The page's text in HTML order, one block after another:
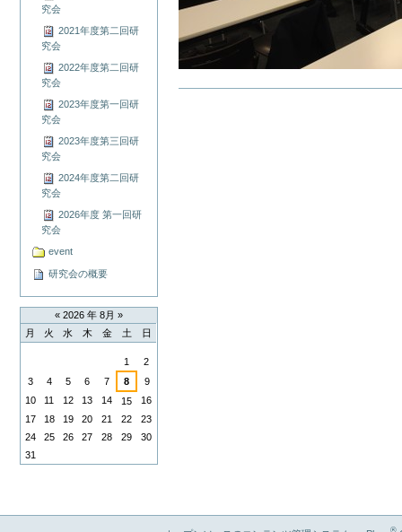
究会
2021年度第二回研
究会
2022年度第二回研
究会
2023年度第一回研
究会
2023年度第三回研
究会
2024年度第二回研
究会
2026年度 第一回研
究会
event
研究会の概要
« 2026 年 8月»
月 火 水 木 金 土 日
1
2
3
4 5 6 7 8
9
10
11 12 13 14 15
16
17
18 19 20 21 22
23
24
25 26 27 28 29
30
31